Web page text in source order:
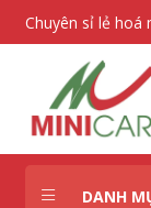
Chuyên sỉ lẻ hoá
DANH